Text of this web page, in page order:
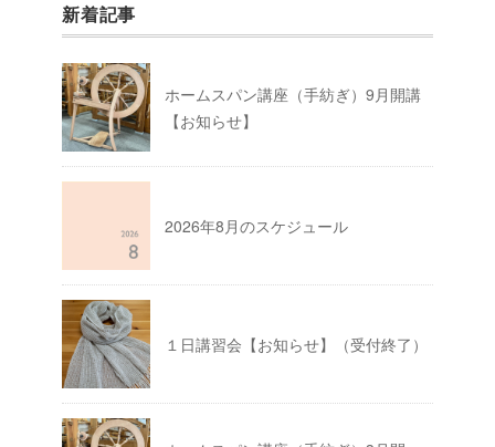
新着記事
ホームスパン講座（手紡ぎ）9月開講
【お知らせ】
2026年8月のスケジュール
１日講習会【お知らせ】（受付終了）